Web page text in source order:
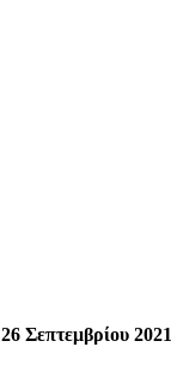
Σεπτεμβρίου 2021